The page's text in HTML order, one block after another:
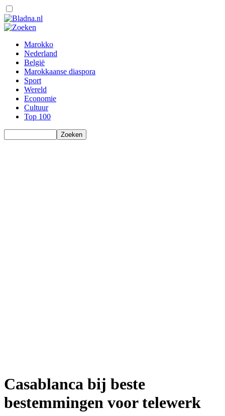
Marokko
Nederland
België
Marokkaanse diaspora
Sport
Wereld
Economie
Cultuur
Top 100
Casablanca bij beste
bestemmingen voor telewerk